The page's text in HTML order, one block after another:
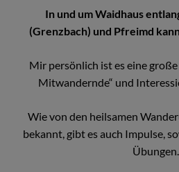
In und um Waidhaus
(Grenzbach) und Pfreimd
Mir persönlich ist es eine
Mitwandernde“ und
Wie von den heilsamen
bekannt, gibt es auch Impulse,
Übungen.